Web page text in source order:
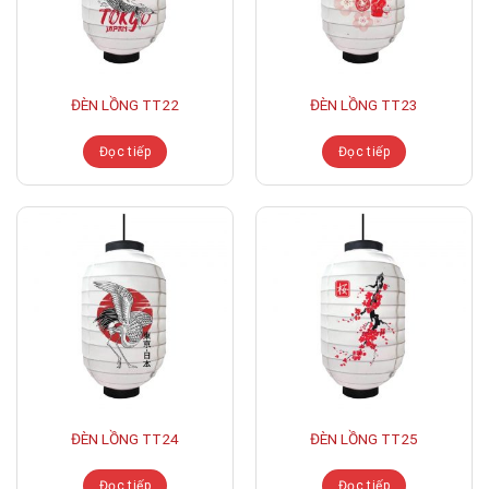
ĐÈN LỒNG TT22
Đọc tiếp
ĐÈN LỒNG TT23
Đọc tiếp
ĐÈN LỒNG TT24
Đọc tiếp
ĐÈN LỒNG TT25
Đọc tiếp